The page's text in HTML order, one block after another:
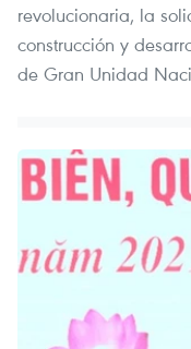
revolucionaria, la
construcción y
de Gran Unidad